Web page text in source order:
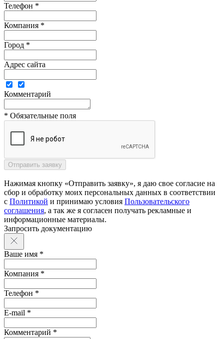
Телефон *
Компания *
Город *
Адрес сайта
Комментарий
* Обязательные поля
Нажимая кнопку «Отправить заявку», я даю свое согласие на
сбор и обработку моих персональных данных в соответствии
с Политикой и принимаю условия Пользовательского
соглашения, а так же я согласен получать рекламные и
информационные материалы.
Запросить документацию
Ваше имя *
Компания *
Телефон *
E-mail *
Комментарий *